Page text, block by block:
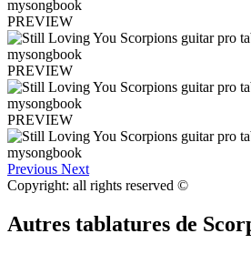
PREVIEW
PREVIEW
PREVIEW
Previous Next
Copyright: all rights reserved ©
Autres tablatures de